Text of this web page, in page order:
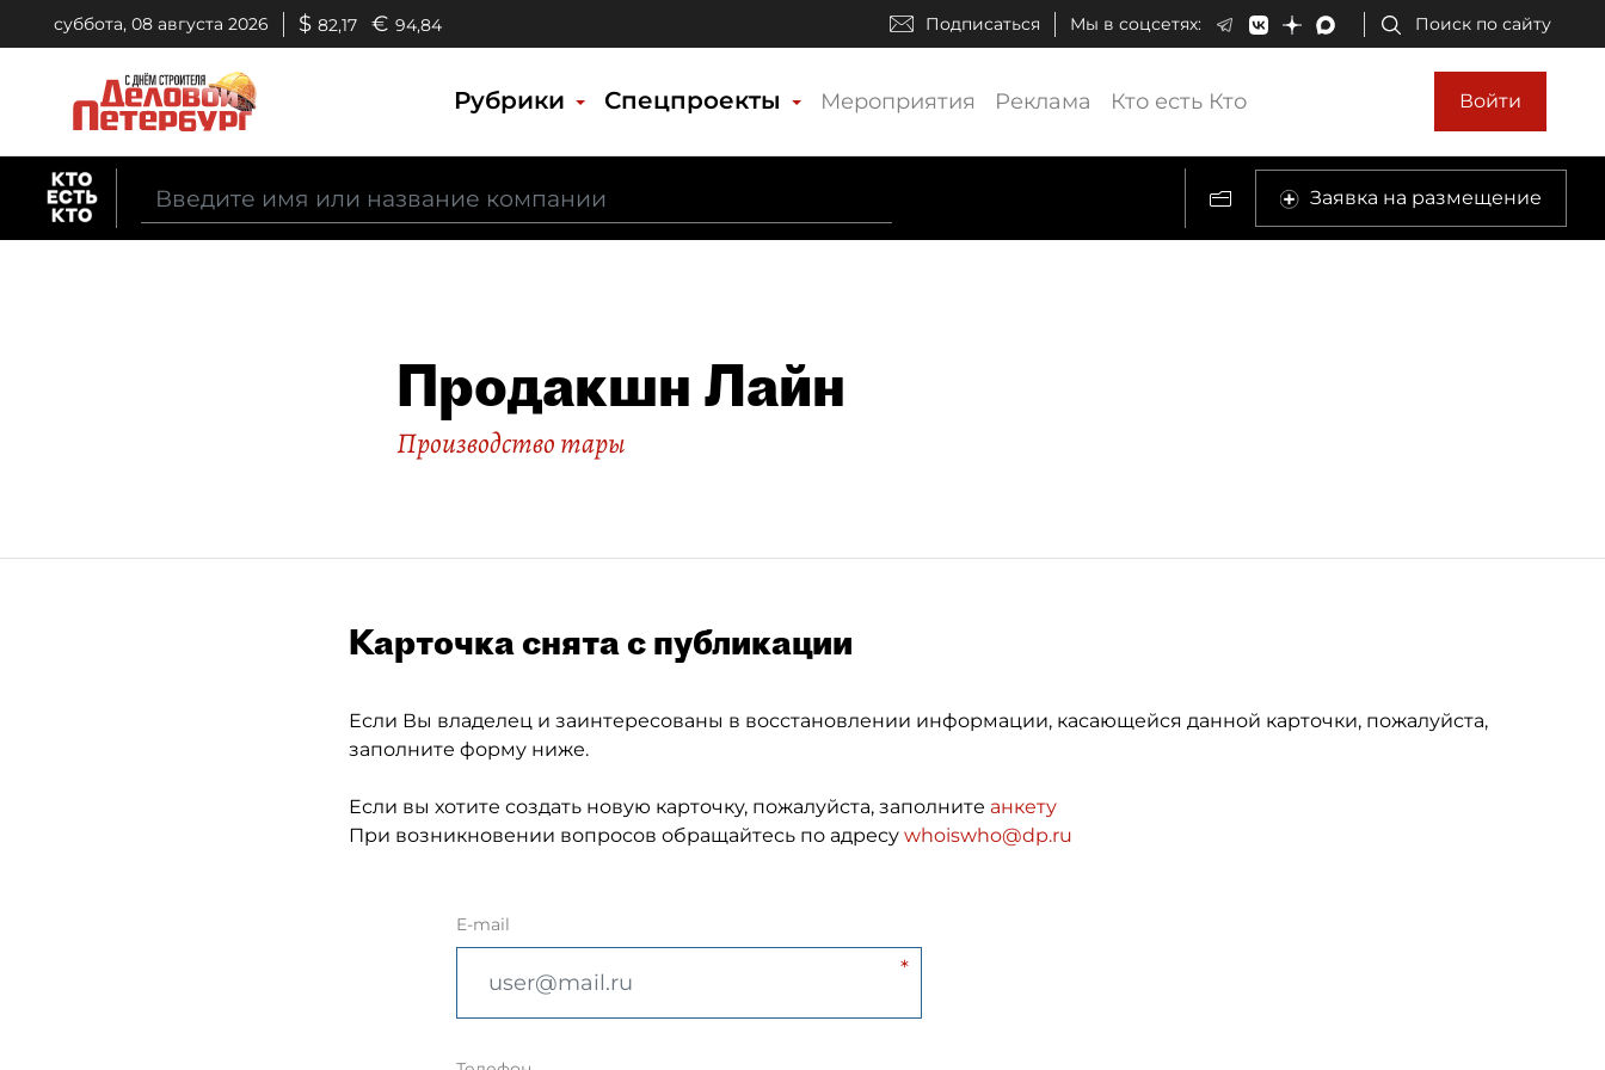
суббота, 08 августа 2026 $ 82,17 € 94,84 Подписаться Мы в соцсетях: Поиск по сайту
Рубрики Спецпроекты Мероприятия Реклама Кто есть Кто Войти
Заявка на размещение
Продакшн Лайн
Производство тары
Карточка снята с публикации
Если Вы владелец и заинтересованы в восстановлении информации, касающейся данной карточки, пожалуйста,
заполните форму ниже.
Если вы хотите создать новую карточку, пожалуйста, заполните анкету
При возникновении вопросов обращайтесь по адресу whoiswho@dp.ru
E-mail